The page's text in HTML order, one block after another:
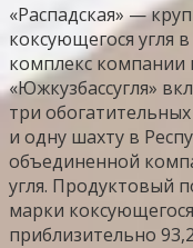
«Распадская» —
коксующегося угля
комплекс компании
«Южкузбассугля»
три
и одну шахту в
объединенной
угля. Продуктовый
марки
приблизительно